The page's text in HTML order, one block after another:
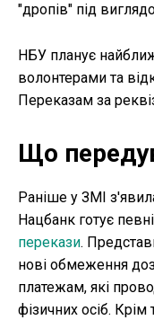
"дропів" під
НБУ планує
волонтерами та
Переказам за
Що
Раніше у ЗМІ
Нацбанк готує
перекази.
нові обмеження
платежам, які
фізичних осіб. Крім